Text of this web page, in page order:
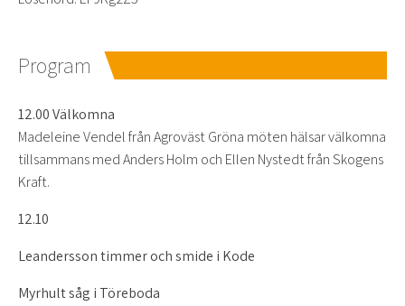
Program
12.00 Välkomna
Madeleine Vendel från Agroväst Gröna möten hälsar välkomna
tillsammans med Anders Holm och Ellen Nystedt från Skogens
Kraft.
12.10
Leandersson timmer och smide i Kode
Myrhult såg i Töreboda